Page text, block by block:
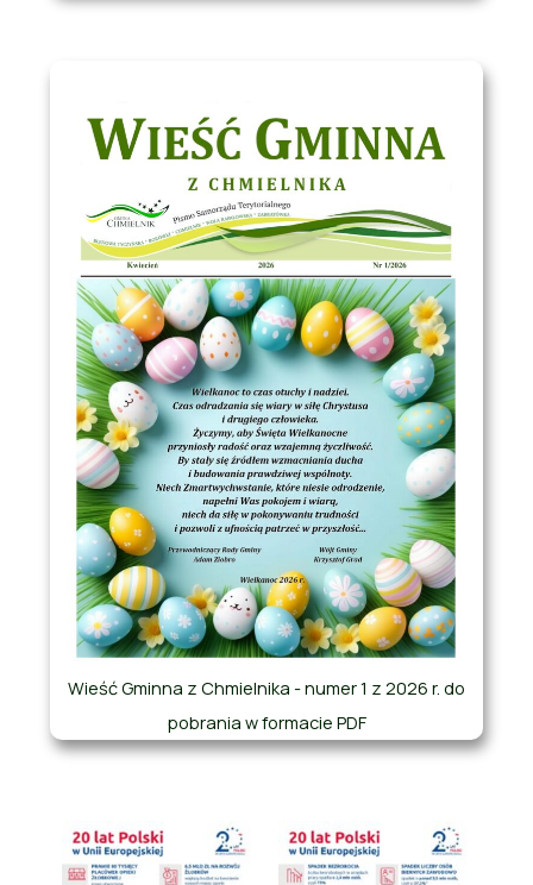
Wieść Gminna z Chmielnika - numer 1 z 2026 r. do
pobrania w formacie PDF